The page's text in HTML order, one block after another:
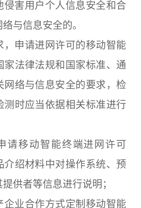
侵害用户个人信息安全和合
与信息安全的。
，申请进网许可的移动智能
家法律法规和国家标准、通
网络与信息安全的要求，检
测时应当依据相关标准进行
请移动智能终端进网许可
介绍材料中对操作系统、预
供者等信息进行说明；
企业合作方式定制移动智能